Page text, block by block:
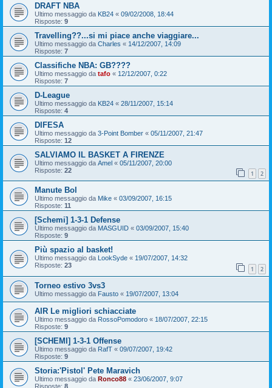
DRAFT NBA
Ultimo messaggio da KB24 « 09/02/2008, 18:44
Risposte: 9
Travelling??...si mi piace anche viaggiare...
Ultimo messaggio da Charles « 14/12/2007, 14:09
Risposte: 7
Classifiche NBA: GB????
Ultimo messaggio da tafo « 12/12/2007, 0:22
Risposte: 7
D-League
Ultimo messaggio da KB24 « 28/11/2007, 15:14
Risposte: 4
DIFESA
Ultimo messaggio da 3-Point Bomber « 05/11/2007, 21:47
Risposte: 12
SALVIAMO IL BASKET A FIRENZE
Ultimo messaggio da Amel « 05/11/2007, 20:00
Risposte: 22 1 2
Manute Bol
Ultimo messaggio da Mike « 03/09/2007, 16:15
Risposte: 11
[Schemi] 1-3-1 Defense
Ultimo messaggio da MASGUID « 03/09/2007, 15:40
Risposte: 9
Più spazio al basket!
Ultimo messaggio da LookSyde « 19/07/2007, 14:32
Risposte: 23 1 2
Torneo estivo 3vs3
Ultimo messaggio da Fausto « 19/07/2007, 13:04
AIR Le migliori schiacciate
Ultimo messaggio da RossoPomodoro « 18/07/2007, 22:15
Risposte: 9
[SCHEMI] 1-3-1 Offense
Ultimo messaggio da RafT « 09/07/2007, 19:42
Risposte: 9
Storia:'Pistol' Pete Maravich
Ultimo messaggio da Ronco88 « 23/06/2007, 9:07
Risposte: 8